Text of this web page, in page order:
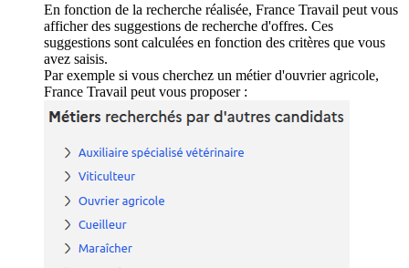
En fonction de la recherche réalisée, France Travail peut vous
afficher des suggestions de recherche d'offres. Ces
suggestions sont calculées en fonction des critères que vous
avez saisis.
Par exemple si vous cherchez un métier d'ouvrier agricole,
France Travail peut vous proposer :